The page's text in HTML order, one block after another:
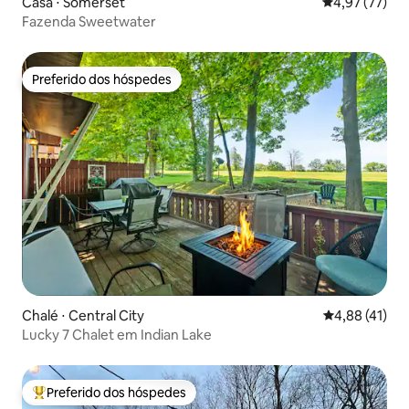
Fazenda Sweetwater
Preferido dos hóspedes
Preferido dos hóspedes
Chalé ⋅ Central City 4,88 de uma
4,88 (41)
Lucky 7 Chalet em Indian Lake
Entre os melhores preferidos dos hóspedes
Preferido dos hóspedes